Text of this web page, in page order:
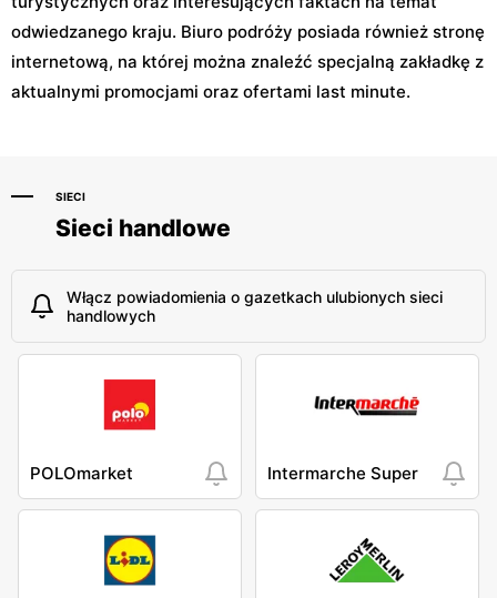
odwiedzanego kraju. Biuro podróży posiada również stronę
internetową, na której można znaleźć specjalną zakładkę z
aktualnymi promocjami oraz ofertami last minute.
SIECI
Sieci handlowe
Włącz powiadomienia o gazetkach ulubionych sieci
handlowych
POLOmarket Intermarche Super